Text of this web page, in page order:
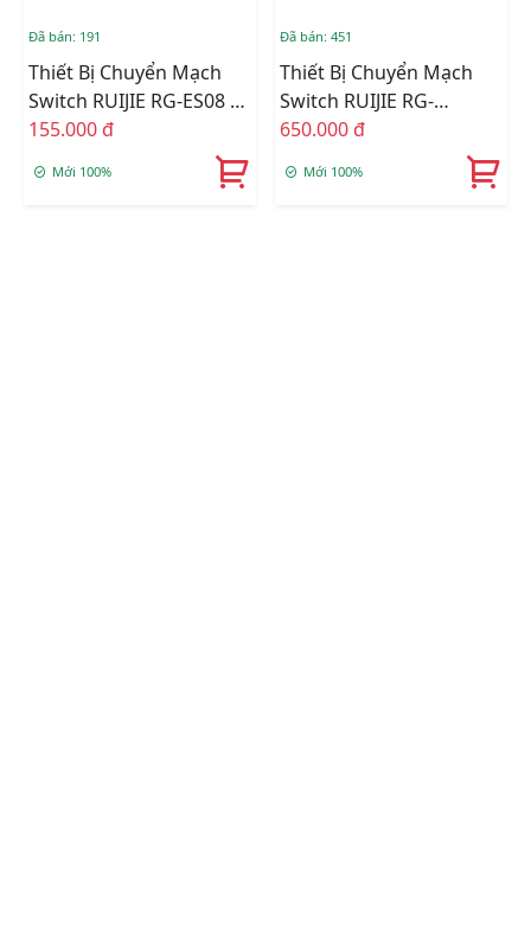
Đã bán: 191
Thiết Bị Chuyển Mạch
Switch RUIJIE RG-ES08 8
Cổng 10/100 BASE-T
155.000 đ
Mới 100%
Đã bán: 451
Thiết Bị Chuyển Mạch
Switch RUIJIE RG-
ES208GC 8-Port Gigabit
650.000 đ
Mới 100%